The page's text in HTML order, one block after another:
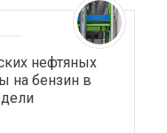
нефтяных
на бензин в